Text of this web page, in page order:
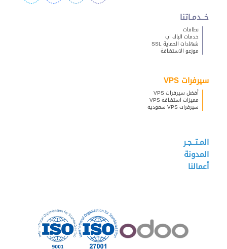
خــدمـاتنا
نطاقات
خدمات الباك اب
شهادات الحماية SSL
موزعو الاستضافة
سيرفرات VPS
أفضل سيرفرات VPS
مميزات استضافة VPS
سيرفرات VPS سعودية
المـتــجـر
المدونة
أعمالنا